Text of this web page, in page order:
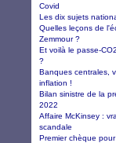
Covid
Les dix sujets
Quelles leçons de
Zemmour ?
Et voilà le passe-
?
Banques centrales,
inflation !
Bilan sinistre de la
2022
Affaire McKinsey :
scandale
Premier chèque